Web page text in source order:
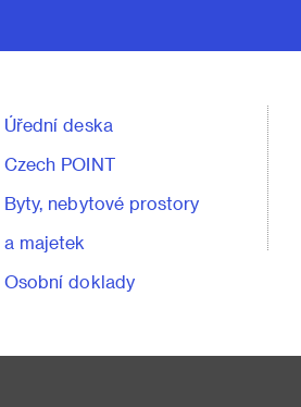
Úřední deska
Czech POINT
Byty, nebytové prostory
a majetek
Osobní doklady